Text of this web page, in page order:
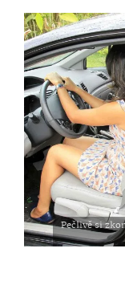
Pečlivě si